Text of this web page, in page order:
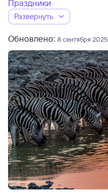
Праздники
Развернуть
Обновлено: 8 сентября 2025